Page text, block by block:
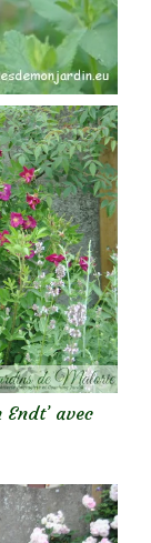
Endt’ avec